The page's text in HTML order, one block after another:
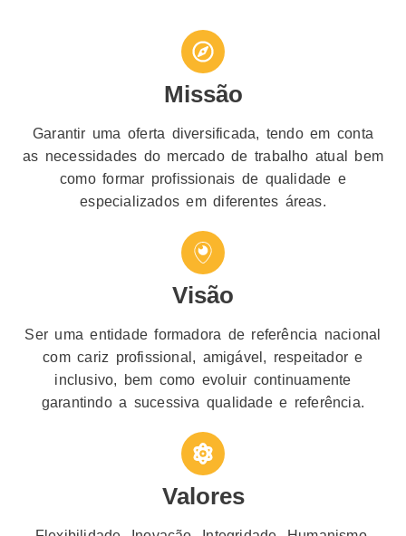
Missão
Garantir uma oferta diversificada, tendo em conta
as necessidades do mercado de trabalho atual bem
como formar profissionais de qualidade e
especializados em diferentes áreas.
Visão
Ser uma entidade formadora de referência nacional
com cariz profissional, amigável, respeitador e
inclusivo, bem como evoluir continuamente
garantindo a sucessiva qualidade e referência.
Valores